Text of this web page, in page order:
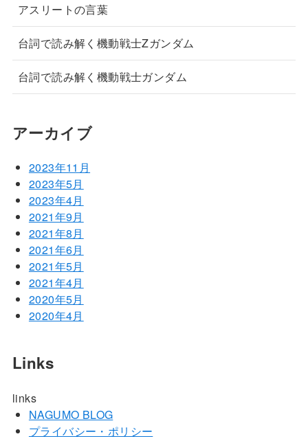
アスリートの言葉
台詞で読み解く機動戦士Zガンダム
台詞で読み解く機動戦士ガンダム
アーカイブ
2023年11月
2023年5月
2023年4月
2021年9月
2021年8月
2021年6月
2021年5月
2021年4月
2020年5月
2020年4月
Links
links
NAGUMO BLOG
プライバシー・ポリシー